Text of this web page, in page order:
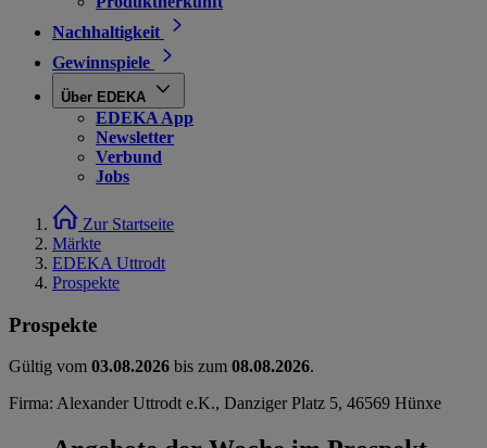
Nachhaltigkeit
Gewinnspiele
Über EDEKA
EDEKA App
Newsletter
Verbund
Jobs
Zur Startseite
Märkte
EDEKA Uttrodt
Prospekte
Prospekte
Gültig vom 03.08.2026 bis zum 08.08.2026.
Firma: Alexander Uttrodt e.K., Danziger Platz 5, 46569 Hünxe